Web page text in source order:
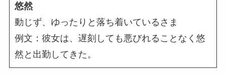
悠然
動じず、ゆったりと落ち着いているさま
例文：彼女は、遅刻しても悪びれることなく悠
然と出勤してきた。